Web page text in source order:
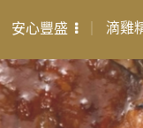
安心豐盛 滴雞